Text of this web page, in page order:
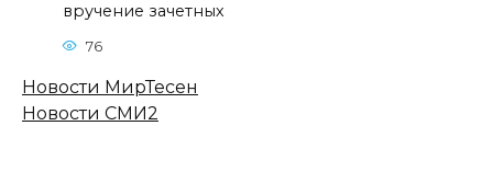
вручение зачетных
76
Новости МирТесен
Новости СМИ2